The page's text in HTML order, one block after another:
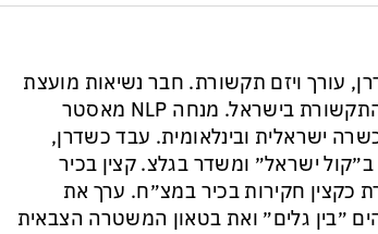
עורך ויזם תקשורת. חבר נשיאות מועצת
העיתונות והתקשורת בישראל. מנחה NLP מאסטר
ישראלית ובינלאומית. עבד כשדרן,
ב״קול ישראל״ ומשדר בגלצ. קצין בכיר
כקצין חקירות בכיר במצ״ח. ערך את
״בין גלים״ ואת בטאון המשטרה הצבאית